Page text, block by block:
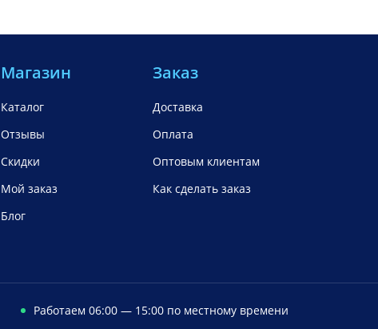
Магазин
Каталог
Отзывы
Скидки
Мой заказ
Блог
Заказ
Доставка
Оплата
Оптовым клиентам
Как сделать заказ
Работаем 06:00 — 15:00 по местному времени